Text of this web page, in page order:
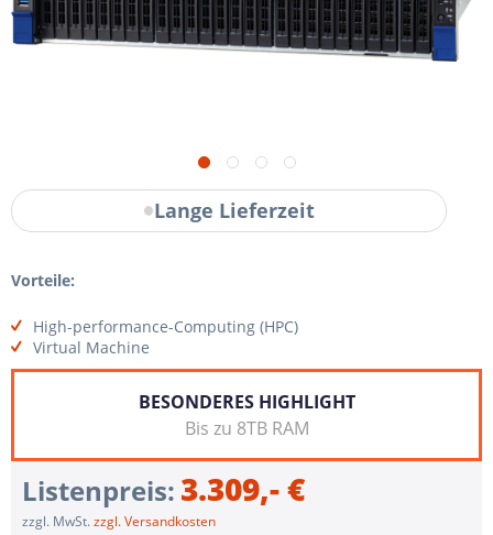
Lange Lieferzeit
Vorteile:
High-performance-Computing (HPC)
Virtual Machine
BESONDERES HIGHLIGHT
Bis zu 8TB RAM
Listenpreis: 3.309,- €
zzgl. MwSt.zzgl. Versandkosten